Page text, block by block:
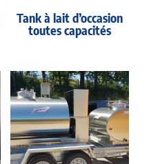
Tank à lait d’occasion
toutes capacités